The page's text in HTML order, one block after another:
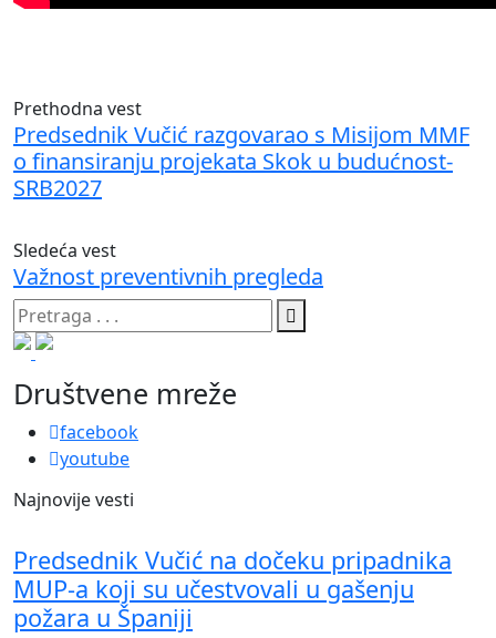
Prethodna vest
Predsednik Vučić razgovarao s Misijom MMF
o finansiranju projekata Skok u budućnost-
SRB2027
Sledeća vest
Važnost preventivnih pregleda
Društvene mreže
facebook
youtube
Najnovije vesti
Predsednik Vučić na dočeku pripadnika
MUP-a koji su učestvovali u gašenju
požara u Španiji